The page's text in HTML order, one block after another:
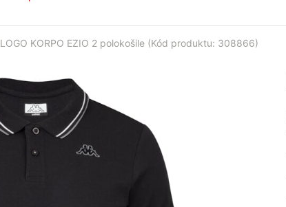
LOGO KORPO EZIO 2 polokošile (Kód produktu: 308866)